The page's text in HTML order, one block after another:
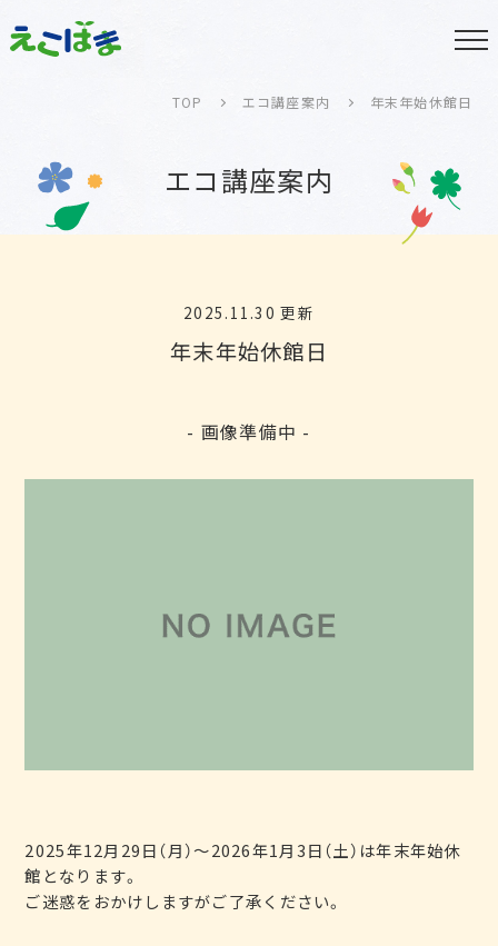
TOP エコ講座案内 年末年始休館日
エコ講座案内
2025.11.30 更新
年末年始休館日
- 画像準備中 -
2025年12月29日（月）〜2026年1月3日（土）は年末年始休
館となります。
ご迷惑をおかけしますがご了承ください。